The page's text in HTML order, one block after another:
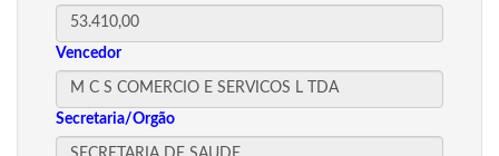
Vencedor
Secretaria/Orgão